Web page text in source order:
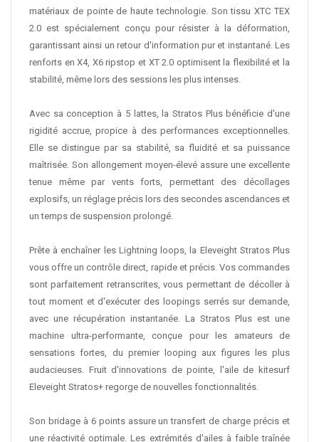
matériaux de pointe de haute technologie. Son tissu XTC TEX
2.0 est spécialement conçu pour résister à la déformation,
garantissant ainsi un retour d'information pur et instantané. Les
renforts en X4, X6 ripstop et XT 2.0 optimisent la flexibilité et la
stabilité, même lors des sessions les plus intenses.
Avec sa conception à 5 lattes, la Stratos Plus bénéficie d'une
rigidité accrue, propice à des performances exceptionnelles.
Elle se distingue par sa stabilité, sa fluidité et sa puissance
maîtrisée. Son allongement moyen-élevé assure une excellente
tenue même par vents forts, permettant des décollages
explosifs, un réglage précis lors des secondes ascendances et
un temps de suspension prolongé.
Prête à enchaîner les Lightning loops, la Eleveight Stratos Plus
vous offre un contrôle direct, rapide et précis. Vos commandes
sont parfaitement retranscrites, vous permettant de décoller à
tout moment et d'exécuter des loopings serrés sur demande,
avec une récupération instantanée. La Stratos Plus est une
machine ultra-performante, conçue pour les amateurs de
sensations fortes, du premier looping aux figures les plus
audacieuses. Fruit d'innovations de pointe, l'aile de kitesurf
Eleveight Stratos+ regorge de nouvelles fonctionnalités.
Son bridage à 6 points assure un transfert de charge précis et
une réactivité optimale. Les extrémités d'ailes à faible traînée